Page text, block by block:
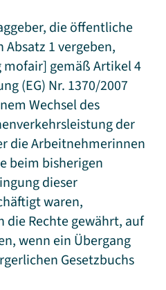
die öffentliche
1 vergeben,
gemäß Artikel 4
(EG) Nr. 1370/2007
Wechsel des
der
die Arbeitnehmerinnen
beim bisherigen
dieser
waren,
Rechte gewährt, auf
wenn ein Übergang
Gesetzbuchs